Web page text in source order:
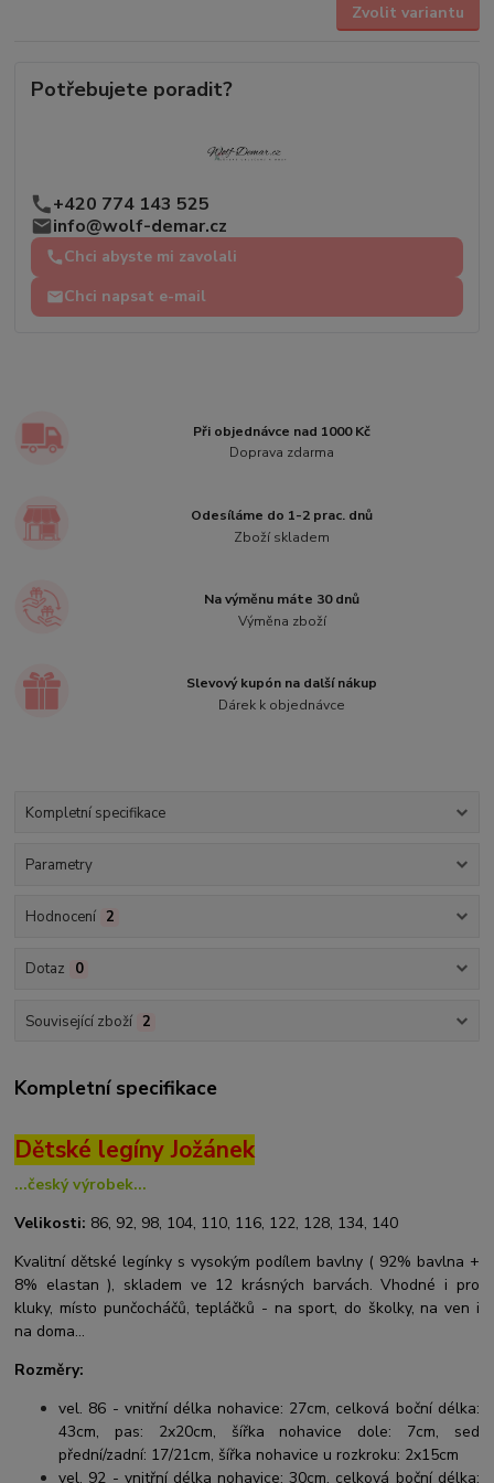
Zvolit variantu
Potřebujete poradit?
+420 774 143 525
info@wolf-demar.cz
Chci abyste mi zavolali
Chci napsat e-mail
Při objednávce nad 1000 Kč
Doprava zdarma
Odesíláme do 1-2 prac. dnů
Zboží skladem
Na výměnu máte 30 dnů
Výměna zboží
Slevový kupón na další nákup
Dárek k objednávce
Kompletní specifikace
Parametry
Hodnocení 2
Dotaz 0
Související zboží 2
Kompletní specifikace
Dětské legíny Jožánek
...český výrobek...
Velikosti: 86, 92, 98, 104, 110, 116, 122, 128, 134, 140
Kvalitní dětské legínky s vysokým podílem bavlny ( 92% bavlna +
8% elastan ), skladem ve 12 krásných barvách. Vhodné i pro
kluky, místo punčocháčů, tepláčků - na sport, do školky, na ven i
na doma...
Rozměry:
vel. 86 - vnitřní délka nohavice: 27cm, celková boční délka:
43cm, pas: 2x20cm, šířka nohavice dole: 7cm, sed
přední/zadní: 17/21cm, šířka nohavice u rozkroku: 2x15cm
vel. 92 - vnitřní délka nohavice: 30cm, celková boční délka: